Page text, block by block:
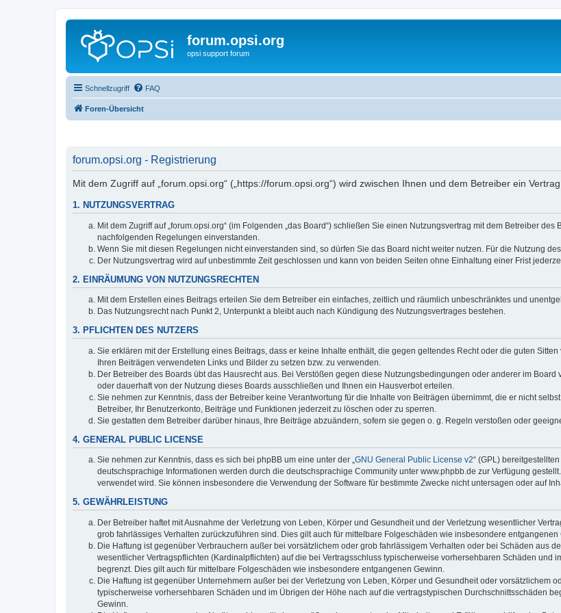
forum.opsi.org
opsi support forum
Schnellzugriff FAQ
Foren-Übersicht
forum.opsi.org - Registrierung
Mit dem Zugriff auf „forum.opsi.org“ („https://forum.opsi.org“) wird zwischen Ihnen und dem Betreiber ein
1. NUTZUNGSVERTRAG
Mit dem Zugriff auf „forum.opsi.org“ (im Folgenden „das Board“) schließen Sie einen Nutzungsvertrag mit dem Betreiber
nachfolgenden Regelungen einverstanden.
Wenn Sie mit diesen Regelungen nicht einverstanden sind, so dürfen Sie das Board nicht weiter nutzen. Für die Nutzung
Der Nutzungsvertrag wird auf unbestimmte Zeit geschlossen und kann von beiden Seiten ohne Einhaltung einer Frist
2. EINRÄUMUNG VON NUTZUNGSRECHTEN
Mit dem Erstellen eines Beitrags erteilen Sie dem Betreiber ein einfaches, zeitlich und räumlich unbeschränktes und
Das Nutzungsrecht nach Punkt 2, Unterpunkt a bleibt auch nach Kündigung des Nutzungsvertrages bestehen.
3. PFLICHTEN DES NUTZERS
Sie erklären mit der Erstellung eines Beitrags, dass er keine Inhalte enthält, die gegen geltendes Recht oder die guten
Ihren Beiträgen verwendeten Links und Bilder zu setzen bzw. zu verwenden.
Der Betreiber des Boards übt das Hausrecht aus. Bei Verstößen gegen diese Nutzungsbedingungen oder anderer im
oder dauerhaft von der Nutzung dieses Boards ausschließen und Ihnen ein Hausverbot erteilen.
Sie nehmen zur Kenntnis, dass der Betreiber keine Verantwortung für die Inhalte von Beiträgen übernimmt, die er nicht
Betreiber, Ihr Benutzerkonto, Beiträge und Funktionen jederzeit zu löschen oder zu sperren.
Sie gestatten dem Betreiber darüber hinaus, Ihre Beiträge abzuändern, sofern sie gegen o. g. Regeln verstoßen oder
4. GENERAL PUBLIC LICENSE
Sie nehmen zur Kenntnis, dass es sich bei phpBB um eine unter der „GNU General Public License v2“ (GPL)
deutschsprachige Informationen werden durch die deutschsprachige Community unter www.phpbb.de zur Verfügung
verwendet wird. Sie können insbesondere die Verwendung der Software für bestimmte Zwecke nicht untersagen oder auf
5. GEWÄHRLEISTUNG
Der Betreiber haftet mit Ausnahme der Verletzung von Leben, Körper und Gesundheit und der Verletzung wesentlicher
grob fahrlässiges Verhalten zurückzuführen sind. Dies gilt auch für mittelbare Folgeschäden wie insbesondere entgangenen
Die Haftung ist gegenüber Verbrauchern außer bei vorsätzlichem oder grob fahrlässigem Verhalten oder bei Schäden aus
wesentlicher Vertragspflichten (Kardinalpflichten) auf die bei Vertragsschluss typischerweise vorhersehbaren Schäden und
begrenzt. Dies gilt auch für mittelbare Folgeschäden wie insbesondere entgangenen Gewinn.
Die Haftung ist gegenüber Unternehmern außer bei der Verletzung von Leben, Körper und Gesundheit oder vorsätzlichem
typischerweise vorhersehbaren Schäden und im Übrigen der Höhe nach auf die vertragstypischen Durchschnittsschäden
Gewinn.